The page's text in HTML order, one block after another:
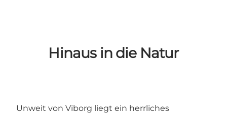
Hinaus in die Natur
Unweit von Viborg liegt ein herrliches